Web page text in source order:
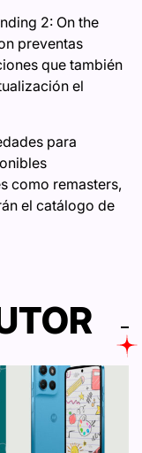
2: On the
preventas
que también
el
para
como remasters,
el catálogo de